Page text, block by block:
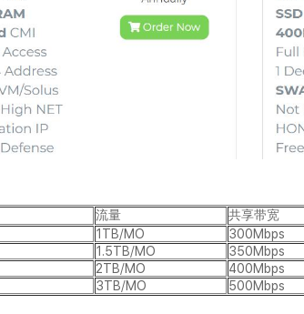
流量 共享带宽
1TB/MO 300Mbps
1.5TB/MO 350Mbps
2TB/MO 400Mbps
3TB/MO 500Mbps